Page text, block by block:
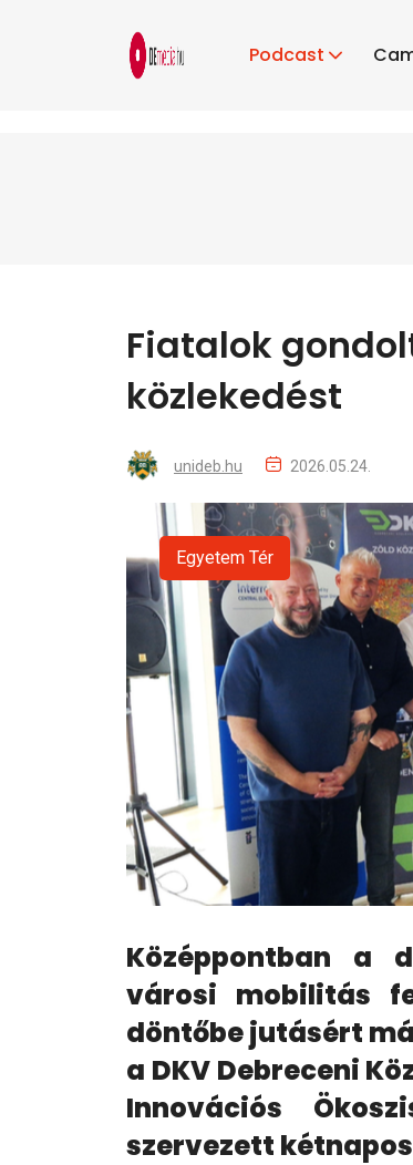
Podcast
Fiatalok
közlekedést
unideb.hu 2026.05.24.
Egyetem Tér
Középpontban a
városi mobilitás
döntőbe jutásért
a DKV Debreceni
Innovációs
szervezett